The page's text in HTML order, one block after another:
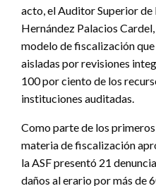
acto, el Auditor Superior de
Hernández Palacios
modelo de fiscalización
aisladas por revisiones
100 por ciento de los
instituciones auditadas.
Como parte de los
materia de fiscalización
la ASF presentó 21
daños al erario por más de